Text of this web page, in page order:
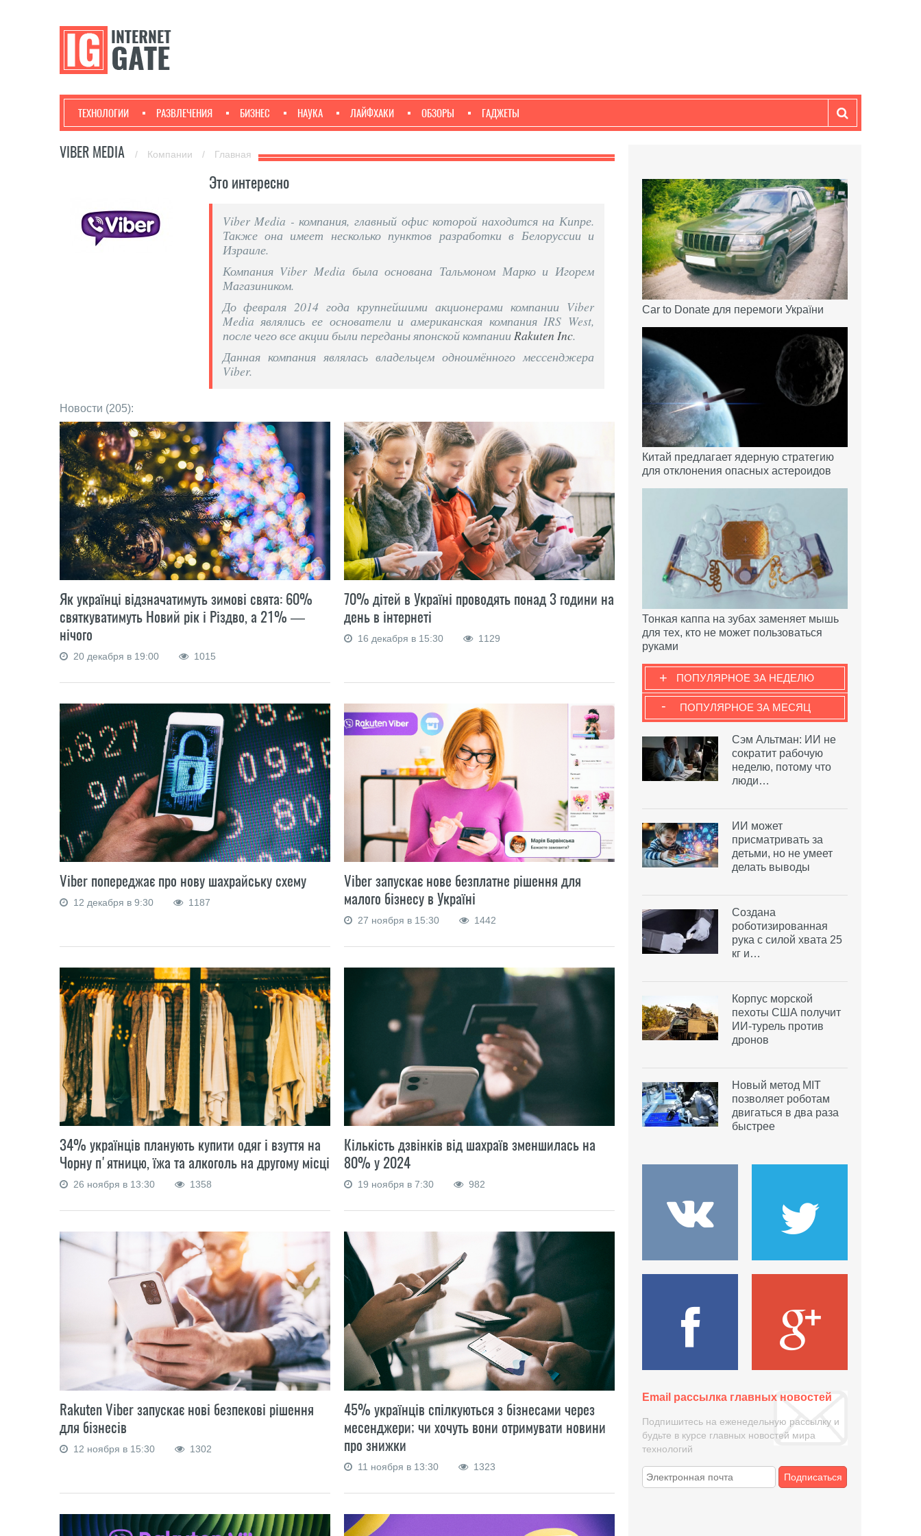
ТЕХНОЛОГИИ РАЗВЛЕЧЕНИЯ БИЗНЕС НАУКА ЛАЙФХАКИ ОБЗОРЫ ГАДЖЕТЫ
VIBER MEDIA / Компании / Главная
Это интересно
Viber Media - компания, главный офис которой находится на Кипре.
Также она имеет несколько пунктов разработки в Белоруссии и
Израиле.
Компания Viber Media была основана Тальмоном Марко и Игорем
Магазиником.
До февраля 2014 года крупнейшими акционерами компании Viber
Media являлись ее основатели и американская компания IRS West,
после чего все акции были переданы японской компанииRakuten Inc.
Данная компания являлась владельцем одноимённого мессенджера
Viber.
Новости (205):
Як українці відзначатимуть зимові свята: 60%
святкуватимуть Новий рік і Різдво, а 21% —
нічого
20 декабря в 19:00 1015
70% дітей в Україні проводять понад 3 години на
день в інтернеті
16 декабря в 15:30 1129
Viber попереджає про нову шахрайську схему
12 декабря в 9:30 1187
Viber запускає нове безплатне рішення для
малого бізнесу в Україні
27 ноября в 15:30 1442
34% українців планують купити одяг і взуття на
Чорну п'ятницю, їжа та алкоголь на другому місці
26 ноября в 13:30 1358
Кількість дзвінків від шахраїв зменшилась на
80% у 2024
19 ноября в 7:30 982
Rakuten Viber запускає нові безпекові рішення
для бізнесів
12 ноября в 15:30 1302
45% українців спілкуються з бізнесами через
месенджери; чи хочуть вони отримувати новини
про знижки
11 ноября в 13:30 1323
Car to Donate для перемоги України
Китай предлагает ядерную стратегию
для отклонения опасных астероидов
Тонкая каппа на зубах заменяет мышь
для тех, кто не может пользоваться
руками
ПОПУЛЯРНОЕ ЗА НЕДЕЛЮ
+
ПОПУЛЯРНОЕ ЗА МЕСЯЦ
-
Сэм Альтман: ИИ не
сократит рабочую
неделю, потому что
люди…
ИИ может
присматривать за
детьми, но не умеет
делать выводы
Создана
роботизированная
рука с силой хвата 25
кг и…
Корпус морской
пехоты США получит
ИИ-турель против
дронов
Новый метод MIT
позволяет роботам
двигаться в два раза
быстрее
Email рассылка главных новостей
Подпишитесь на еженедельную рассылку и
будьте в курсе главных новостей мира
технологий
Подписаться